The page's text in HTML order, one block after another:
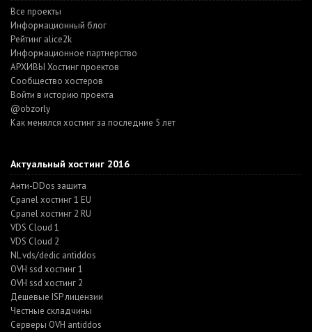
Все проекты
Информационный блог
Рейтинг alice2k
Информационное партнерство
АРХИВЫ Хостинг проектов
Cообщество хостеров
Войти в историю проекта
@obzorly
Как менялся хостинг за последние 5 лет
Актуальный хостинг 2016
Анти-DDos защита
Cpanel хостинг 1 EU
Cpanel хостинг 2 RU
VDS Cloud 1
VDS Cloud 2
NL vds/dedic antiddos
OVH ssd хостинг 1
OVH ssd хостинг 2
Дешевые ISP лицензии
Честные складчины
Серверы OVH antiddos